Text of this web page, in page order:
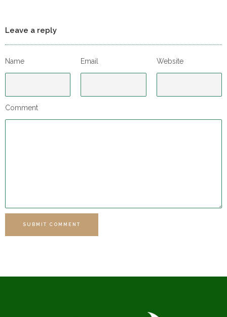
Leave a reply
Name Email Website
Comment
SUBMIT COMMENT